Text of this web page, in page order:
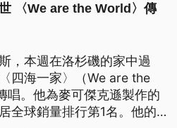
〈We are the World〉傳
，本週在洛杉磯的家中過
四海一家〉（We are the
唱。他為麥可傑克遜製作的
全球銷量排行第1名。他的